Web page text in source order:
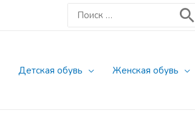
Поиск:
Детская обувь Женская обувь